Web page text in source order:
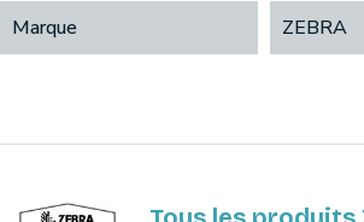
Marque ZEBRA